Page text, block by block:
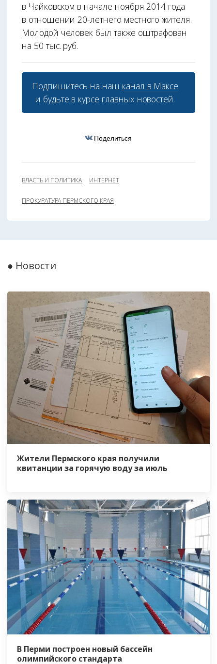
в Чайковском в начале ноября 2014 года
в отношении 20-летнего местного жителя.
Молодой человек был также оштрафован
на 50 тыс. руб.
Подпишитесь на наш канал в Максе
и будьте в курсе главных новостей.
Поделиться
ВЛАСТЬ И ПОЛИТИКА ИНТЕРНЕТ
ПРОКУРАТУРА ПЕРМСКОГО КРАЯ
● Новости
Жители Пермского края получили
квитанции за горячую воду за июль
В Перми построен новый бассейн
олимпийского стандарта